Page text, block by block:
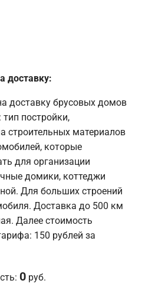
доставку:
доставку брусовых домов
постройки,
строительных материалов
которые
для организации
домики, коттеджи
Для больших строений
Доставка до 500 км
Далее стоимость
150 рублей за
0 руб.